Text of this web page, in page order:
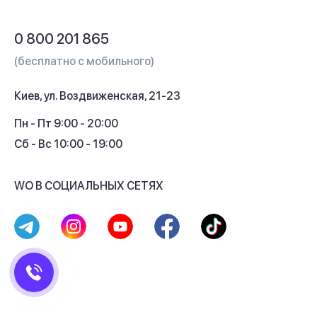
Кэшбек
0 800 201 865
(бесплатно с мобильного)
Киев, ул. Воздвиженская, 21-23
Пн - Пт 9:00 - 20:00
Сб - Вс 10:00 - 19:00
WO В СОЦИАЛЬНЫХ СЕТЯХ